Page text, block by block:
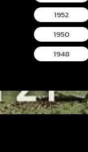
1952
1950
1948